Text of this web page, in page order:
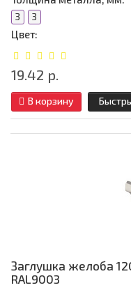
3 3
Цвет:
19.42 р.
В корзину
Заглушка желоба
RAL9003